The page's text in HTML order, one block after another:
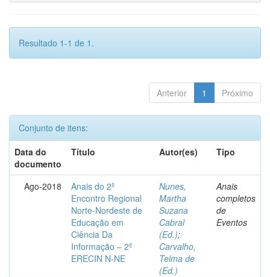
Resultado 1-1 de 1.
Anterior 1 Próximo
Conjunto de itens:
Data do
documento
Título Autor(es) Tipo
Ago-2018
Anais do 2º
Encontro Regional
Norte-Nordeste de
Educação em
Ciência Da
Informação – 2º
ERECIN N-NE
Nunes,
Martha
Suzana
Cabral
(Ed.);
Carvalho,
Telma de
(Ed.)
Anais
completos
de
Eventos